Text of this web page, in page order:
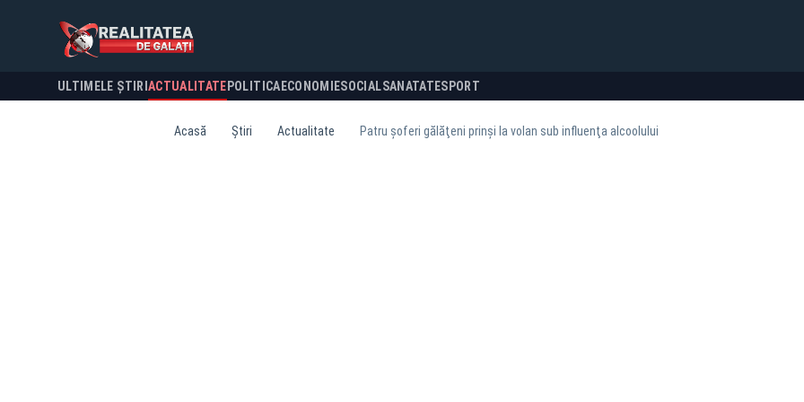
ULTIMELE ȘTIRI ACTUALITATE POLITICA ECONOMIESOCIALSANATATESPORT
Acasă Știri Actualitate Patru şoferi gălăţeni prinşi la volan sub influenţa alcoolului